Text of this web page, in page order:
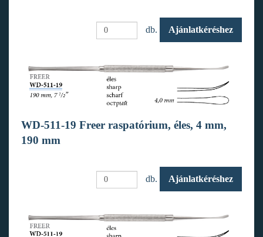
db. Ajánlatkéréshez
WD-511-19 Freer raspatórium, éles, 4 mm,
190 mm
db. Ajánlatkéréshez